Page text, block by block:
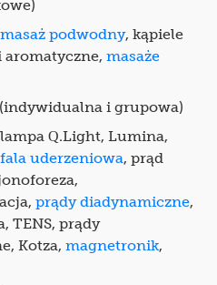
masaż podwodny, kąpiele
aromatyczne, masaże
(indywidualna i grupowa)
Q.Light, Lumina,
fala uderzeniowa, prąd
prądy diadynamiczne,
TENS, prądy
Kotza, magnetronik,